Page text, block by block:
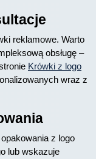
reklamowe. Warto
obsługę –
Krówki z logo
wraz z
z logo
lub wskazuje